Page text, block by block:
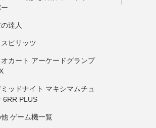
達人
ピリッツ
カート アーケードグランプ
ッドナイト マキシマムチュ
6RR PLUS
ゲーム機一覧